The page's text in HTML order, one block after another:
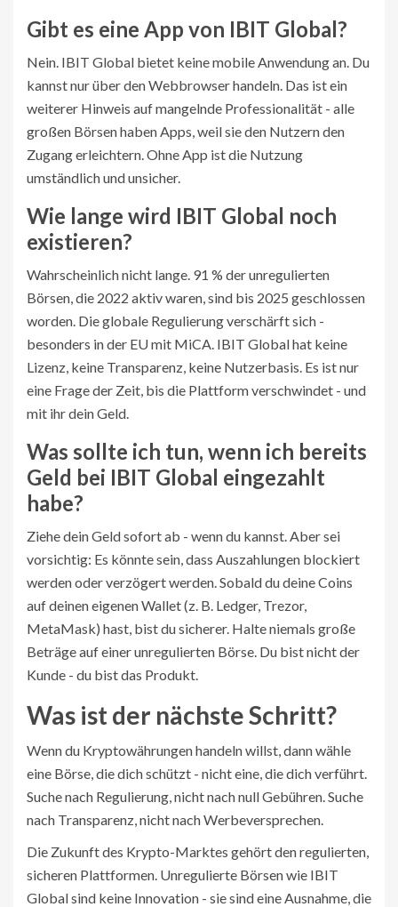
Gibt es eine App von IBIT Global?
Nein. IBIT Global bietet keine mobile Anwendung an. Du
kannst nur über den Webbrowser handeln. Das ist ein
weiterer Hinweis auf mangelnde Professionalität - alle
großen Börsen haben Apps, weil sie den Nutzern den
Zugang erleichtern. Ohne App ist die Nutzung
umständlich und unsicher.
Wie lange wird IBIT Global noch
existieren?
Wahrscheinlich nicht lange. 91 % der unregulierten
Börsen, die 2022 aktiv waren, sind bis 2025 geschlossen
worden. Die globale Regulierung verschärft sich -
besonders in der EU mit MiCA. IBIT Global hat keine
Lizenz, keine Transparenz, keine Nutzerbasis. Es ist nur
eine Frage der Zeit, bis die Plattform verschwindet - und
mit ihr dein Geld.
Was sollte ich tun, wenn ich bereits
Geld bei IBIT Global eingezahlt
habe?
Ziehe dein Geld sofort ab - wenn du kannst. Aber sei
vorsichtig: Es könnte sein, dass Auszahlungen blockiert
werden oder verzögert werden. Sobald du deine Coins
auf deinen eigenen Wallet (z. B. Ledger, Trezor,
MetaMask) hast, bist du sicherer. Halte niemals große
Beträge auf einer unregulierten Börse. Du bist nicht der
Kunde - du bist das Produkt.
Was ist der nächste Schritt?
Wenn du Kryptowährungen handeln willst, dann wähle
eine Börse, die dich schützt - nicht eine, die dich verführt.
Suche nach Regulierung, nicht nach null Gebühren. Suche
nach Transparenz, nicht nach Werbeversprechen.
Die Zukunft des Krypto-Marktes gehört den regulierten,
sicheren Plattformen. Unregulierte Börsen wie IBIT
Global sind keine Innovation - sie sind eine Ausnahme, die